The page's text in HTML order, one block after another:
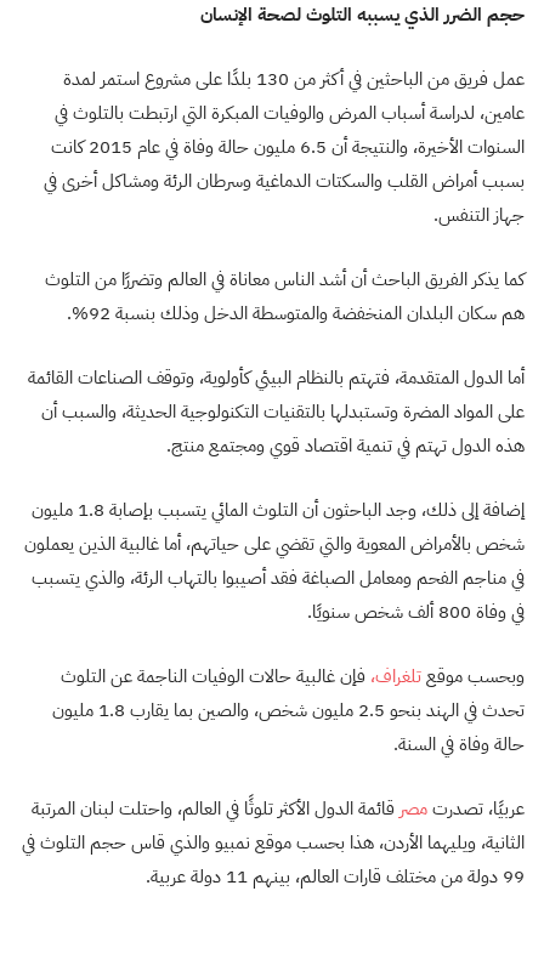
حجم الضرر الذي يسببه التلوث لصحة الإنسان
عمل فريق من الباحثين في أكثر من 130 بلدًا على مشروع استمر لمدة
عامين، لدراسة أسباب المرض والوفيات المبكرة التي ارتبطت بالتلوث في
السنوات الأخيرة، والنتيجة أن 6.5 مليون حالة وفاة في عام 2015 كانت
بسبب أمراض القلب والسكتات الدماغية وسرطان الرئة ومشاكل أخرى في
جهاز التنفس.
كما يذكر الفريق الباحث أن أشد الناس معاناة في العالم وتضررًا من التلوث
هم سكان البلدان المنخفضة والمتوسطة الدخل وذلك بنسبة 92%.
أما الدول المتقدمة، فتهتم بالنظام البيئي كأولوية، وتوقف الصناعات القائمة
على المواد المضرة وتستبدلها بالتقنيات التكنولوجية الحديثة، والسبب أن
هذه الدول تهتم في تنمية اقتصاد قوي ومجتمع منتج.
إضافة إلى ذلك، وجد الباحثون أن التلوث المائي يتسبب بإصابة 1.8 مليون
شخص بالأمراض المعوية والتي تقضي على حياتهم، أما غالبية الذين يعملون
في مناجم الفحم ومعامل الصباغة فقد أصيبوا بالتهاب الرئة، والذي يتسبب
في وفاة 800 ألف شخص سنويًا.
وبحسب موقعتلغراف، فإن غالبية حالات الوفيات الناجمة عن التلوث
تحدث في الهند بنحو 2.5 مليون شخص، والصين بما يقارب 1.8 مليون
حالة وفاة في السنة.
عربيًا، تصدرتمصر قائمة الدول الأكثر تلوثًا في العالم، واحتلت لبنان المرتبة
الثانية، ويليهما الأردن، هذا بحسب موقع نمبيو والذي قاس حجم التلوث في
99 دولة من مختلف قارات العالم، بينهم 11 دولة عربية.